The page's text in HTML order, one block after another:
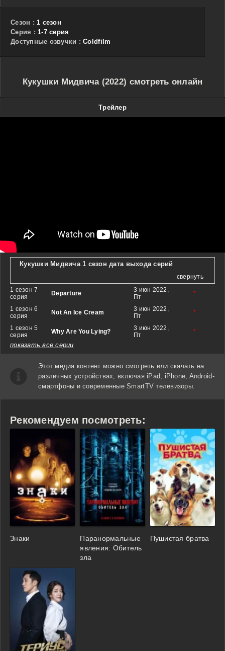
Сезон : 1 сезон
Cерия : 1-7 серия
Доступные озвучки : Coldfilm
Кукушки Мидвича (2022) смотреть онлайн
Трейлер
Кукушки Мидвича 1 сезон дата выхода серий
свернуть
1 сезон 7
серия
Departure
3 июн 2022,
Пт
*
1 сезон 6
серия
Not An Ice Cream
3 июн 2022,
Пт
*
1 сезон 5
серия
Why Are You Lying?
3 июн 2022,
Пт
*
показать все серии
Этот медиа контент можно смотреть или скачать на
различных устройствах, включая iPad, iPhone, Android-
смартфоны и современные SmartTV телевизоры.
Рекомендуем посмотреть:
Знаки
Паранормальные
явления: Обитель
зла
Пушистая братва